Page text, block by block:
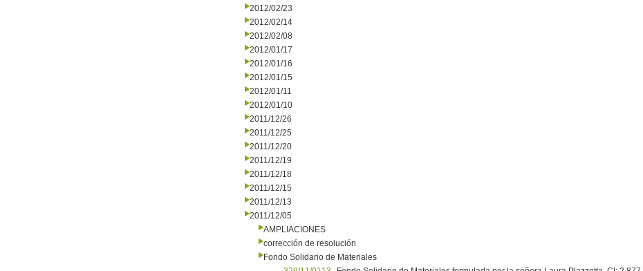
2012/02/23
2012/02/14
2012/02/08
2012/01/17
2012/01/16
2012/01/15
2012/01/11
2012/01/10
2011/12/26
2011/12/25
2011/12/20
2011/12/19
2011/12/18
2011/12/15
2011/12/13
2011/12/05
AMPLIACIONES
corrección de resolución
Fondo Solidario de Materiales